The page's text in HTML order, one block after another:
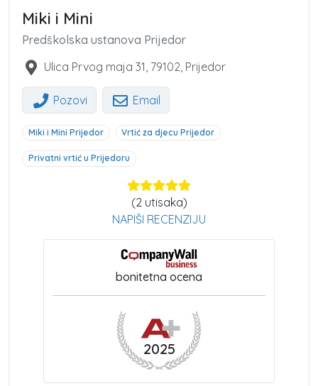
Miki i Mini
Predškolska ustanova Prijedor
Ulica Prvog maja 31 79102 Prijedor
Pozovi Email
Miki i Mini Prijedor Vrtić za djecu Prijedor
Privatni vrtić u Prijedoru
(2 utisaka)
NAPIŠI RECENZIJU
bonitetna ocena
2025